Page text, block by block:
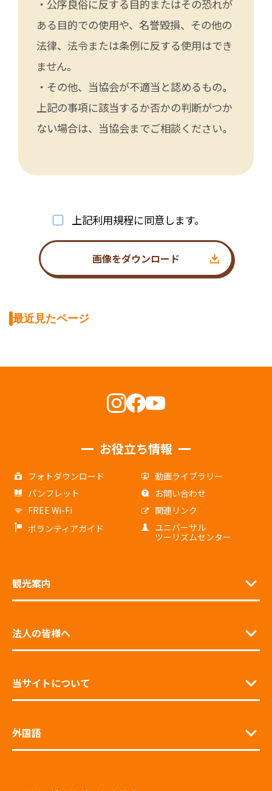
・公序良俗に反する目的またはその恐れが
ある目的での使用や、名誉毀損、その他の
法律、法令または条例に反する使用はでき
ません。
・その他、当協会が不適当と認めるもの。
上記の事項に該当するか否かの判断がつか
ない場合は、当協会までご相談ください。
上記利用規程に同意します。
画像をダウンロード
最近見たページ
お役立ち情報
フォトダウンロード
動画ライブラリー
パンフレット
お問い合わせ
FREE Wi-Fi
関連リンク
ボランティアガイド
ユニバーサル
ツーリズムセンター
観光案内
法人の皆様へ
当サイトについて
外国語